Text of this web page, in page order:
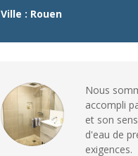
Ville : Rouen
Nous
accompli
et son
d'eau de
exigences.